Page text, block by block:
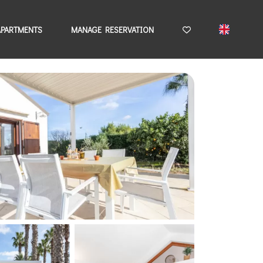
MANAGE RESERVATION